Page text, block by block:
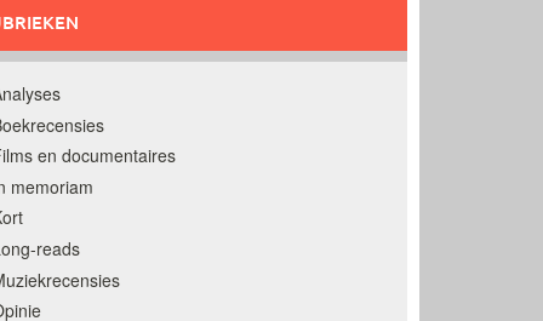
en documentaires
memoriam
reads